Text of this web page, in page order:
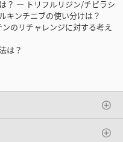
― トリフルリジン/チピラシ
キンチニブの使い分けは？
のリチャレンジに対する考え
は？